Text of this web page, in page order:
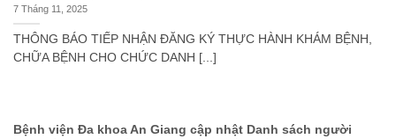
7 Tháng 11, 2025
THÔNG BÁO TIẾP NHẬN ĐĂNG KÝ THỰC HÀNH KHÁM BỆNH,
CHỮA BỆNH CHO CHỨC DANH [...]
Bệnh viện Đa khoa An Giang cập nhật Danh sách người